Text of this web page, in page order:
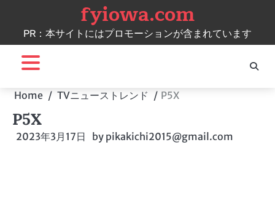
content
fyiowa.com
PR：本サイトにはプロモーションが含まれています
Home TVニューストレンド P5X
P5X
2023年3月17日 by pikakichi2015@gmail.com